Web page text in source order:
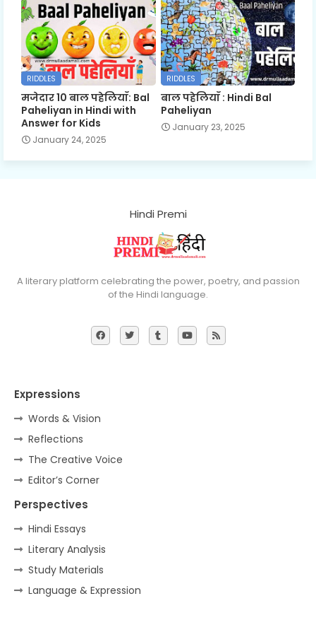
RIDDLES
मजेदार 10 बाल पहेलियाँ: Bal
Paheliyan in Hindi with
Answer for Kids
January 24, 2025
RIDDLES
बाल पहेलियाँ : Hindi Bal
Paheliyan
January 23, 2025
Hindi Premi
A literary platform celebrating the power, poetry, and passion
of the Hindi language.
Expressions
Words & Vision
Reflections
The Creative Voice
Editor’s Corner
Perspectives
Hindi Essays
Literary Analysis
Study Materials
Language & Expression